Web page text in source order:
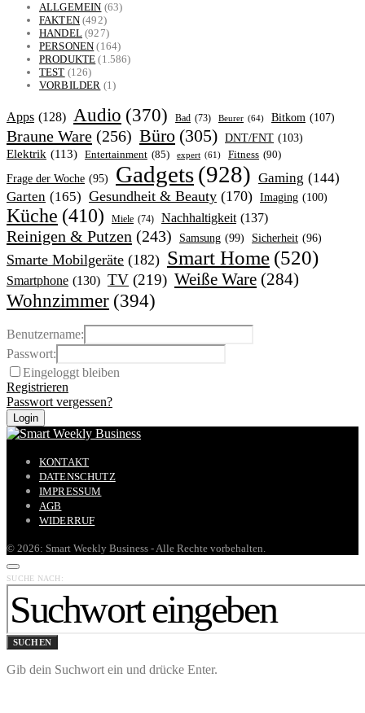
ALLGEMEIN (63)
FAKTEN(492)
HANDEL(927)
PERSONEN (164)
PRODUKTE (1.586)
TEST (126)
VORBILDER (1)
Apps (128) Audio (370) Bad (73) Beurer (64) Bitkom (107)
Braune Ware (256) Büro (305) DNT/FNT (103)
Elektrik (113) Entertainment (85) expert (61) Fitness (90)
Frage der Woche (95) Gadgets(928) Gaming (144)
Garten (165) Gesundheit & Beauty (170) Imaging (100)
Küche (410) Miele (74) Nachhaltigkeit (137)
Reinigen & Putzen (243) Samsung (99) Sicherheit (96)
Smarte Mobilgeräte (182) Smart Home (520)
Smartphone (130) TV (219) Weiße Ware (284)
Wohnzimmer (394)
Benutzername:
Passwort:
Eingeloggt bleiben
Registrieren
Passwort vergessen?
KONTAKT
DATENSCHUTZ
IMPRESSUM
AGB
WIDERRUF
© 2026: Smart Weekly Business - Alle Rechte vorbehalten.
SUCHE NACH:
SUCHEN
Gib dein Suchwort ein und drücke Enter.